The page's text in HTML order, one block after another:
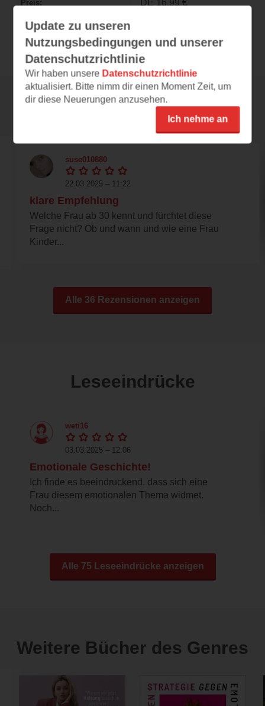
Preis DE 16,99 €
Format
Rezensionen
suse010880
22.03.2025 – 11:22
klare Empfehlung
Welche Frau ab 30 kennt und fürchtet diese
Frage nicht? Ob und wann und wie eine Frau
Kinder...
Alle 36 Rezensionen anzeigen
Leseeindrücke
weti16
03.03.2025 – 12:06
Emotionale Geschichte!
Ich finde es beeindruckend, dass sich eine
Frau diesem emotionalen Thema widmet.
Noch...
Alle 75 Leseeindrücke anzeigen
Weitere Bücher des Genres
Update zu unseren
Nutzungsbedingungen und unserer
Datenschutzrichtlinie
Wir haben unsere Datenschutzrichtlinie
aktualisiert. Bitte nimm dir einen Moment Zeit, um
dir diese Neuerungen anzusehen.
Ich nehme an